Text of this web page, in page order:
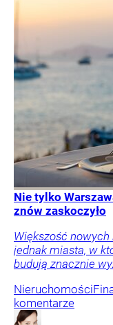
Nie tylko
znów zaskoczyło
Większość
jednak miasta, w
budują znacznie
Nieruchomości
komentarze